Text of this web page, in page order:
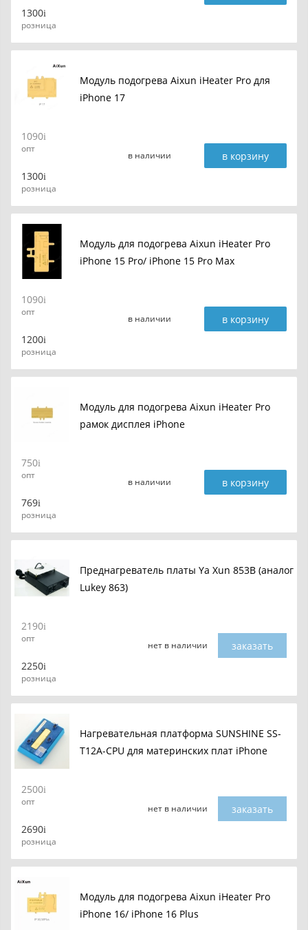
1300
розница
Модуль подогрева Aixun iHeater Pro для
iPhone 17
1090
опт
1300
розница
в наличии в корзину
Модуль для подогрева Aixun iHeater Pro
iPhone 15 Pro/ iPhone 15 Pro Max
1090
опт
1200
розница
в наличии в корзину
Модуль для подогрева Aixun iHeater Pro
рамок дисплея iPhone
750
опт
769
розница
в наличии в корзину
Преднагреватель платы Ya Xun 853B (аналог
Lukey 863)
2190
опт
2250
розница
нет в наличии заказать
Нагревательная платформа SUNSHINE SS-
T12A-CPU для материнских плат iPhone
2500
опт
2690
розница
нет в наличии заказать
Модуль для подогрева Aixun iHeater Pro
iPhone 16/ iPhone 16 Plus